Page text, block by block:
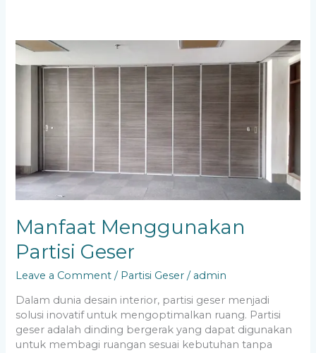
Manfaat Menggunakan
Partisi Geser
Leave a Comment / Partisi Geser / admin
Dalam dunia desain interior, partisi geser menjadi
solusi inovatif untuk mengoptimalkan ruang. Partisi
geser adalah dinding bergerak yang dapat digunakan
untuk membagi ruangan sesuai kebutuhan tanpa
Manfaat
Menggunakan
Partisi